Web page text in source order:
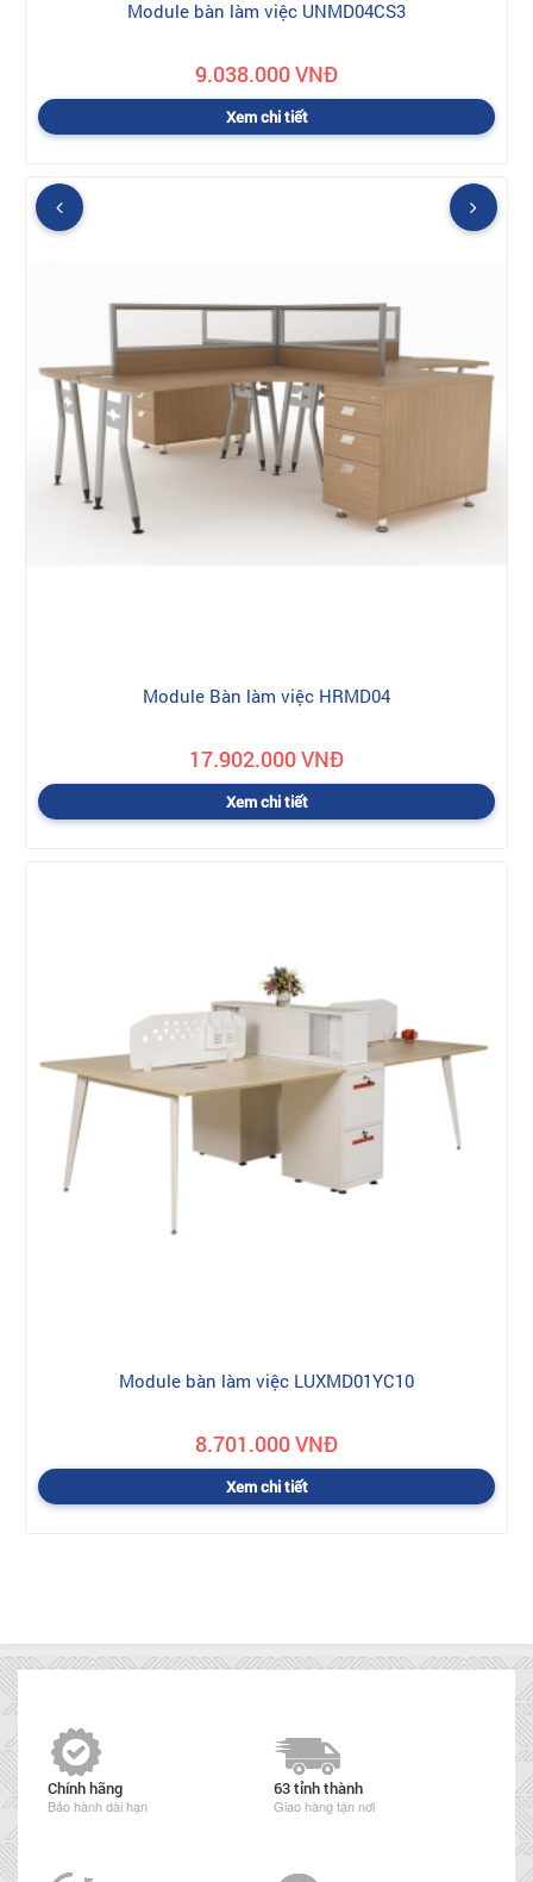
Module bàn làm việc UNMD04CS3
9.038.000 VNĐ
Xem chi tiết
Module Bàn làm việc HRMD04
17.902.000 VNĐ
Xem chi tiết
Module bàn làm việc LUXMD01YC10
8.701.000 VNĐ
Xem chi tiết
Chính hãng
Bảo hành dài hạn
63 tỉnh thành
Giao hàng tận nơi